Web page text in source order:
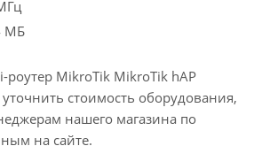
МБ
роутер MikroTik MikroTik hAP
стоимость оборудования,
нашего магазина по
на сайте.